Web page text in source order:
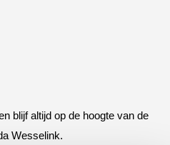
blijf altijd op de hoogte van de
Wesselink.